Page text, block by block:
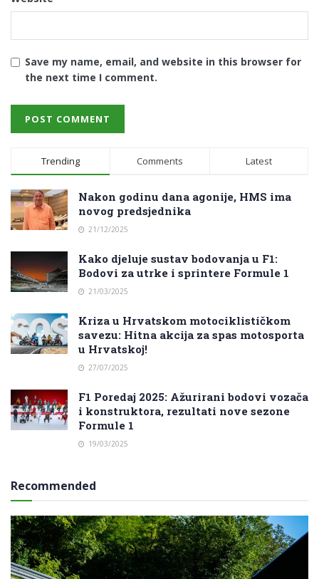
Save my name, email, and website in this browser for
the next time I comment.
Trending Comments Latest
Nakon godinu dana agonije, HMS ima
novog predsjednika
21/12/2025
Kako djeluje sustav bodovanja u F1:
Bodovi za utrke i sprintere Formule 1
21/03/2025
Kriza u Hrvatskom motociklističkom
savezu: Hitna akcija za spas motosporta
u Hrvatskoj!
27/07/2025
F1 Poredaj 2025: Ažurirani bodovi vozača
i konstruktora, rezultati nove sezone
Formule 1
19/03/2025
Recommended